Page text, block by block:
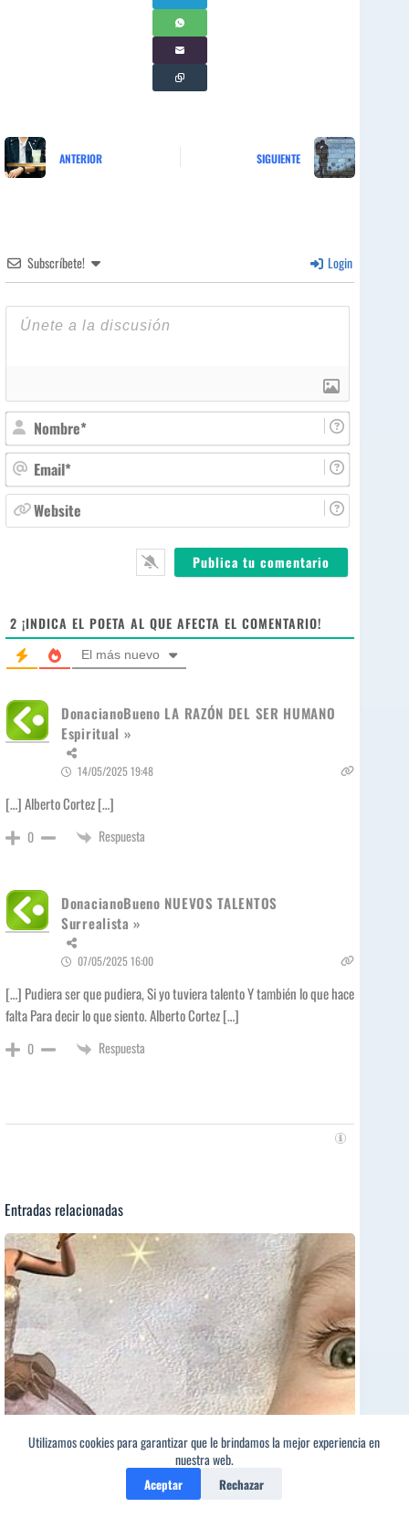
Utilizamos cookies para garantizar que le brindamos la mejor experiencia en
nuestra web.
Aceptar Rechazar
ANTERIOR SIGUIENTE
Subscríbete! Login
N
o
m
b
r
E
m
a
ie
2 ¡INDICA EL POETA AL QUE AFECTA EL COMENTARIO!
El más nuevo
DonacianoBueno LA RAZÓN DEL SER HUMANO
Espiritual »
14/05/2025 19:48
[…] Alberto Cortez […]
0 Respuesta
DonacianoBueno NUEVOS TALENTOS
Surrealista »
07/05/2025 16:00
[…] Pudiera ser que pudiera, Si yo tuviera talento Y también lo que hace
falta Para decir lo que siento. Alberto Cortez […]
0 Respuesta
Entradas relacionadas